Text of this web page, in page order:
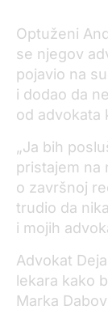
Optuženi
se njegov
pojavio na
i dodao da
od advokata
„Ja bih
pristajem na
o završnoj
trudio da
i mojih
Advokat
lekara kako
Marka